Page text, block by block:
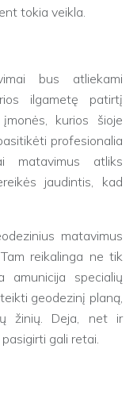
tokia veikla.
bus atliekami
ilgametę patirtį
kurios šioje
profesionalia
matavimus atliks
jaudintis, kad
matavimus
reikalinga ne tik
amunicija specialių
geodezinį planą,
žinių. Deja, net ir
gali retai.